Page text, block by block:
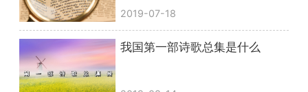
2019-07-18
我国第一部诗歌总集是什么